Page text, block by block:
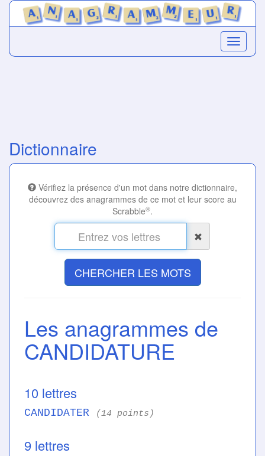
Dictionnaire
Vérifiez la présence d'un mot dans notre dictionnaire,
découvrez des anagrammes de ce mot et leur score au
Scrabble®.
CHERCHER LES MOTS
Les anagrammes de
CANDIDATURE
10 lettres
CANDIDATER (14 points)
9 lettres